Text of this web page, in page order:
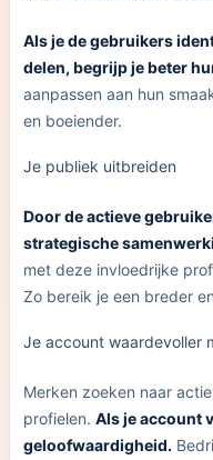
Als je de gebruikers
delen, begrijp je beter
aanpassen aan hun
en boeiender.
Je publiek uitbreiden
Door de actieve
strategische
met deze invloedrijke
Zo bereik je een breder
Je account waardevoller
Merken zoeken naar
profielen. Als je account
geloofwaardigheid.